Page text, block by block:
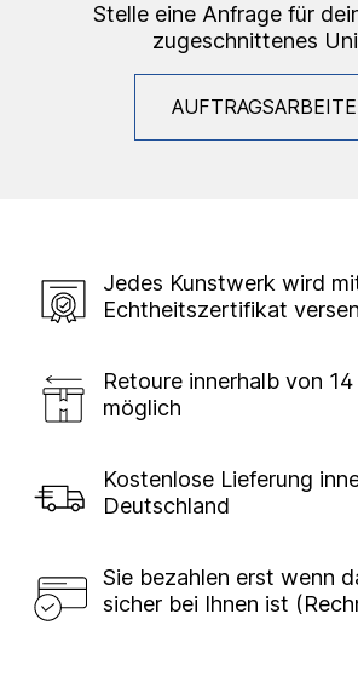
Stelle eine Anfrage für
zugeschnittenes
Jedes Kunstwerk wird
Echtheitszertifikat
Retoure innerhalb von 14
möglich
Kostenlose Lieferung
Deutschland
Sie bezahlen erst wenn
sicher bei Ihnen ist